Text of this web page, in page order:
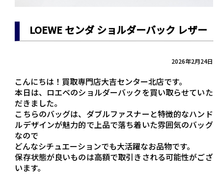
LOEWE センダ ショルダーバック レザー
2026年2月24日
こんにちは！買取専門店大吉センター北店です。
本日は、ロエベのショルダーバックを買い取らせていた
だきました。
こちらのバッグは、ダブルファスナーと特徴的なハンド
ルデザインが魅力的で上品で落ち着いた雰囲気のバッグ
なので
どんなシチュエーションでも大活躍なお品物です。
保存状態が良いものは高額で取引きされる可能性がござ
います。